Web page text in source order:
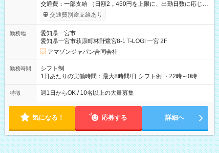
交通費：一部支給 （日額2，450円を上限に、出勤日数に応じて
実費支給） ※22:00～翌5:00までは時給25%UP！ ■給与前払い
制度あり ※前払い額の上限あり、手数料無料（Amazon負担）
交通費別途支給あり
勤務地
愛知県一宮市
愛知県一宮市萩原町林野鷺宮8-1 T-LOGI 一宮 2F
アマゾンジャパン合同会社
勤務時間
シフト制
1日あたりの実働時間：最大8時間/日 シフト例 ・22時～0時 入
社後、就業可能シフトをご確認の上、申請してください。
特徴 週1日からOK / 10名以上の大量募集
気になる！ 応募する 詳細へ